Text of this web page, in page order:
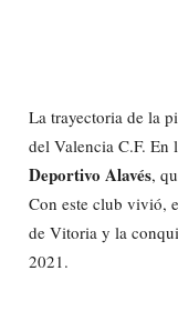
La trayectoria de la
del Valencia C.F. En
Deportivo Alavés,
Con este club vivió,
de Vitoria y la
2021.